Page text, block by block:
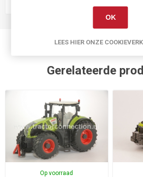
Gerelateerde
Op voorraad
OK
LEES HIER ONZE